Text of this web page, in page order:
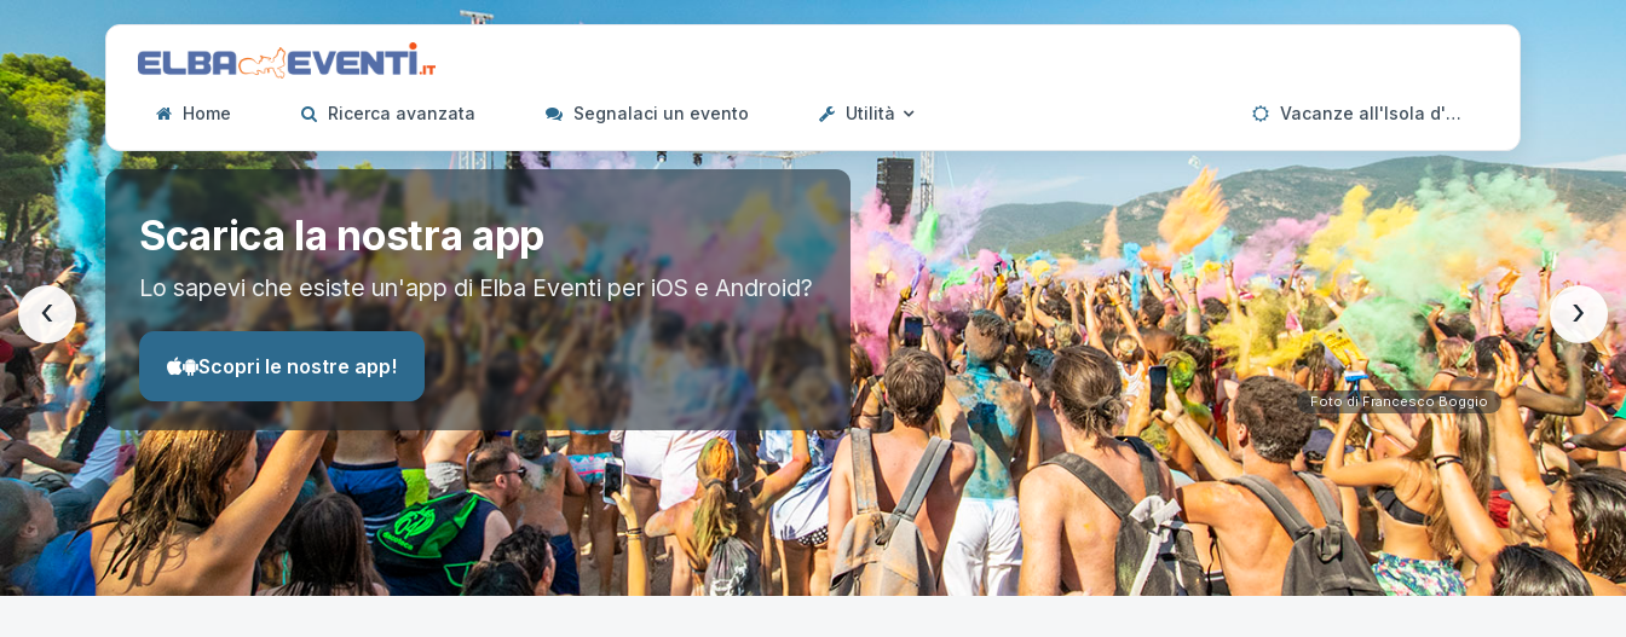
Home Ricerca avanzata Segnalaci un evento Utilità Vacanze all'Isola d'Elba
Scarica la nostra app
Lo sapevi che esiste un'app di Elba Eventi per iOS e Android?
Scopri le nostre app!
Foto di Francesco Boggio
‹ ›